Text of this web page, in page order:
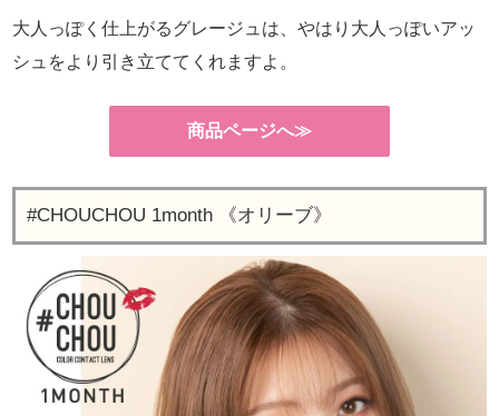
大人っぽく仕上がるグレージュは、やはり大人っぽいアッ
シュをより引き立ててくれますよ。
商品ページへ≫
#CHOUCHOU 1month 《オリーブ》